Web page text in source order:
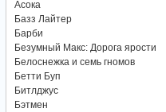
Асока
Базз Лайтер
Барби
Безумный Макс: Дорога ярости
Белоснежка и семь гномов
Бетти Буп
Битлджус
Бэтмен